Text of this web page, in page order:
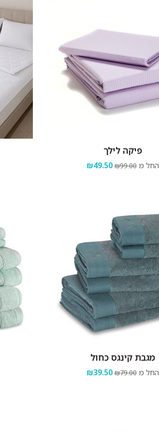
פיקה לילך
החל מ ₪99.00
₪49.50
מגבת קינגס כחול
החל מ ₪79.00
₪39.50